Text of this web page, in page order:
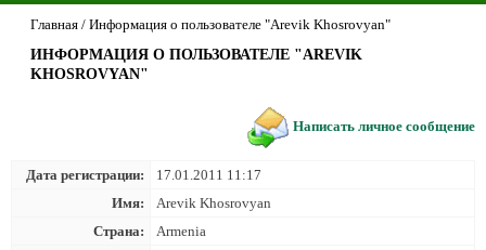
Стать консультантом нашего сайта
Суперакция «Каждому врачу свой сайт»
Главная / Информация о пользователе "Arevik Khosrovyan"
ИНФОРМАЦИЯ О ПОЛЬЗОВАТЕЛЕ "AREVIK
KHOSROVYAN"
Написать личное сообщение
Дата регистрации:
17.01.2011 11:17
Имя:
Arevik Khosrovyan
Страна:
Armenia